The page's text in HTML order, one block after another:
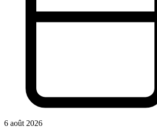
6 août 2026